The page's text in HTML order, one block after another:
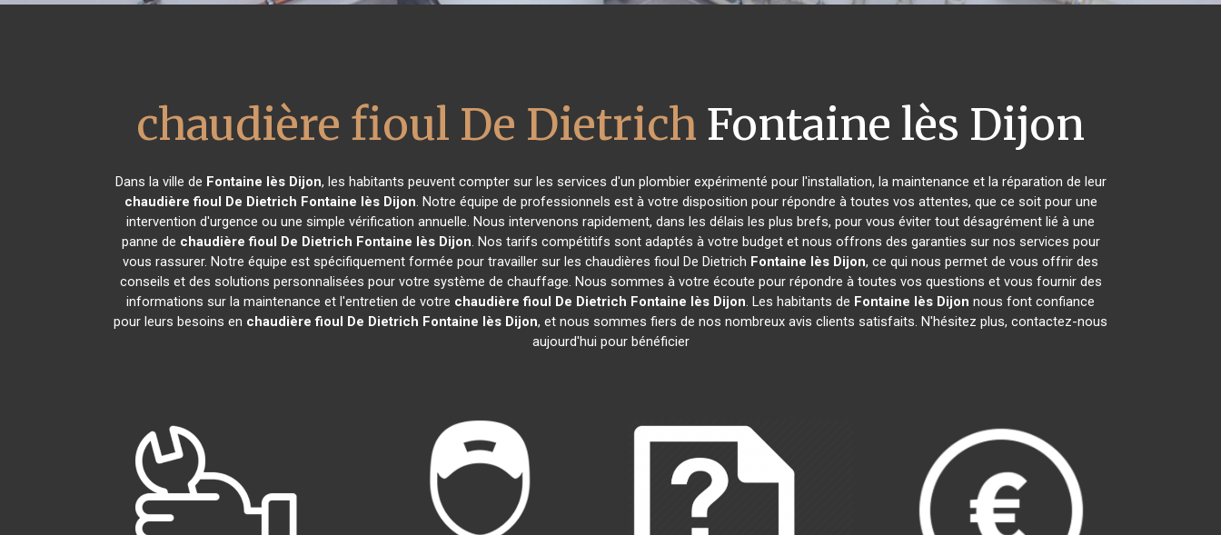
chaudière fioul De Dietrich Fontaine lès Dijon
Dans la ville de Fontaine lès Dijon, les habitants peuvent compter sur les services d'un plombier expérimenté pour l'installation, la maintenance et la réparation de leur
chaudière fioul De Dietrich Fontaine lès Dijon. Notre équipe de professionnels est à votre disposition pour répondre à toutes vos attentes, que ce soit pour une
intervention d'urgence ou une simple vérification annuelle. Nous intervenons rapidement, dans les délais les plus brefs, pour vous éviter tout désagrément lié à une
panne de chaudière fioul De Dietrich Fontaine lès Dijon. Nos tarifs compétitifs sont adaptés à votre budget et nous offrons des garanties sur nos services pour
vous rassurer. Notre équipe est spécifiquement formée pour travailler sur les chaudières fioul De Dietrich Fontaine lès Dijon, ce qui nous permet de vous offrir des
conseils et des solutions personnalisées pour votre système de chauffage. Nous sommes à votre écoute pour répondre à toutes vos questions et vous fournir des
informations sur la maintenance et l'entretien de votre chaudière fioul De Dietrich Fontaine lès Dijon. Les habitants de Fontaine lès Dijon nous font confiance
pour leurs besoins en chaudière fioul De Dietrich Fontaine lès Dijon, et nous sommes fiers de nos nombreux avis clients satisfaits. N'hésitez plus, contactez-nous
aujourd'hui pour bénéficier